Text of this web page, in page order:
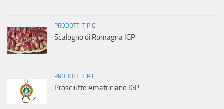
PRODOTTI TIPICI
Scalogno di Romagna IGP
PRODOTTI TIPICI
Prosciutto Amatriciano IGP